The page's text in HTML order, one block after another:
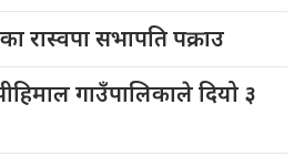
रास्वपा सभापति पक्राउ
गाउँपालिकाले दियो ३